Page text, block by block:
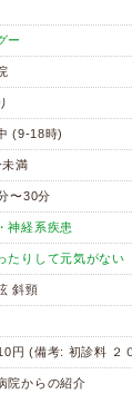
ー
(9-18時)
未満
〜30分
神経系疾患
たりして元気がない
斜頸
円 (備考: 初診料 ２
院からの紹介